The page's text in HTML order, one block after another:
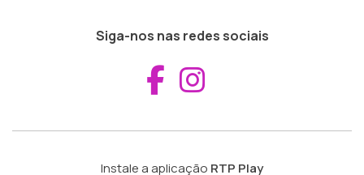
Siga-nos nas redes sociais
Aceder ao
Instale a aplicação RTP Play